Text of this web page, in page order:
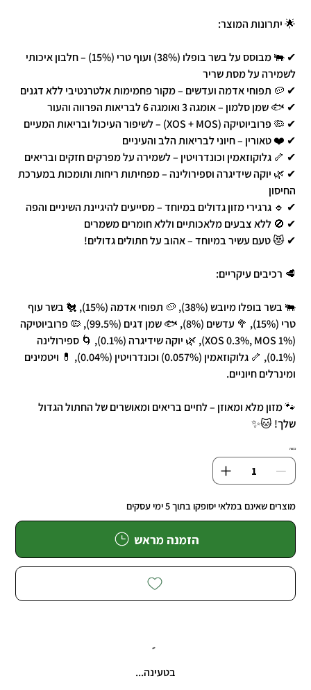
🌟 יתרונות המוצר:
✔ 🐃 מבוסס על בשר בופלו (38%) ועוף טרי (15%) – חלבון איכותי
לשמירה על מסת שריר
✔ 🥔 תפוחי אדמה ועדשים – מקור פחמימות אלטרנטיבי ללא דגנים
✔ 🐟 שמן סלמון – אומגה 3 ואומגה 6 לבריאות הפרווה והעור
✔ 🦠 פרוביוטיקה (XOS + MOS) – לשיפור העיכול ובריאות המעיים
✔ ❤️ טאורין – חיוני לבריאות הלב והעיניים
✔ 🦴 גלוקוזאמין וכונדרויטין – לשמירה על מפרקים חזקים ובריאים
✔ 🌿 יוקה שידיגרה וספירולינה – מפחיתות ריחות ותומכות במערכת
החיסון
✔ 🔹 גרגירי מזון גדולים במיוחד – מסייעים להיגיינת השיניים והפה
✔ 🚫 ללא צבעים מלאכותיים וללא חומרים משמרים
✔ 😻 טעם עשיר במיוחד – אהוב על חתולים גדולים!
🥩 רכיבים עיקריים:
🐃 בשר בופלו מיובש (38%), 🥔 תפוחי אדמה (15%), 🐔 בשר עוף
טרי (15%), 🥦 עדשים (8%), 🐟 שמן דגים (99.5%), 🦠 פרוביוטיקה
(XOS 0.3%, MOS 1%), 🌿 יוקה שידיגרה (0.1%), 🌀 ספירולינה
(0.1%), 🦴 גלוקוזאמין (0.057%) וכונדרויטין (0.04%), 💊 ויטמינים
ומינרלים חיוניים.
🐾 מזון מלא ומאוזן – לחיים בריאים ומאושרים של החתול הגדול
שלך! 🐱✨
כמות
מוצרים שאינם במלאי יסופקו בתוך 5 ימי עסקים
הזמנה מראש
בטעינה...